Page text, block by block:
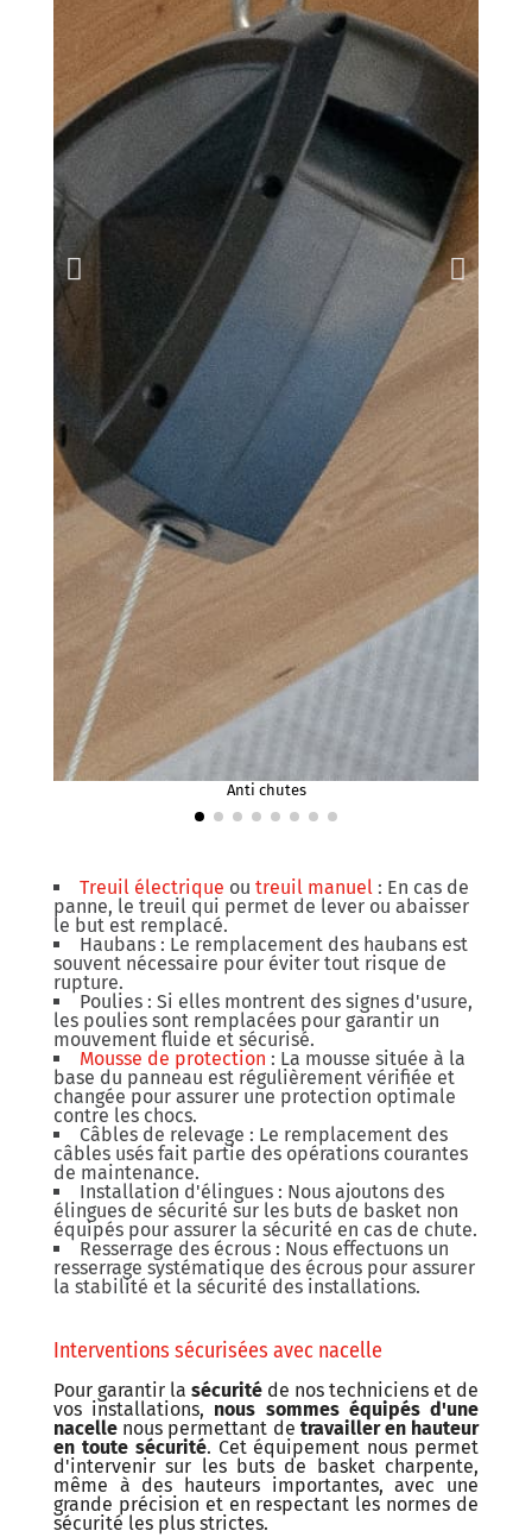
Anti chutes
Treuil électrique ou treuil manuel : En cas de
panne, le treuil qui permet de lever ou abaisser
le but est remplacé.
Haubans : Le remplacement des haubans est
souvent nécessaire pour éviter tout risque de
rupture.
Poulies : Si elles montrent des signes d'usure,
les poulies sont remplacées pour garantir un
mouvement fluide et sécurisé.
Mousse de protection : La mousse située à la
base du panneau est régulièrement vérifiée et
changée pour assurer une protection optimale
contre les chocs.
Câbles de relevage : Le remplacement des
câbles usés fait partie des opérations courantes
de maintenance.
Installation d'élingues : Nous ajoutons des
élingues de sécurité sur les buts de basket non
équipés pour assurer la sécurité en cas de chute.
Resserrage des écrous : Nous effectuons un
resserrage systématique des écrous pour assurer
la stabilité et la sécurité des installations.
Interventions sécurisées avec nacelle
Pour garantir la sécurité de nos techniciens et de
vos installations, nous sommes équipés d'une
nacelle nous permettant de travailler en hauteur
en toute sécurité. Cet équipement nous permet
d'intervenir sur les buts de basket charpente,
même à des hauteurs importantes, avec une
grande précision et en respectant les normes de
sécurité les plus strictes.